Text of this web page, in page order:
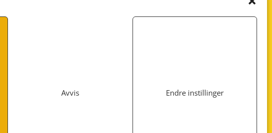
Avvis Endre instillinger